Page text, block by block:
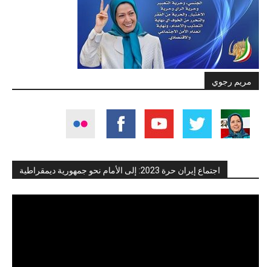
مريم رجوي
اجتماع إيران حرة 2023: إلى الأمام نحو جمهورية ديمقراطية